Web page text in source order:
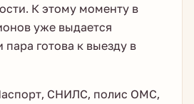
К этому моменту в
уже выдается
готова к выезду в
СНИЛС, полис ОМС,